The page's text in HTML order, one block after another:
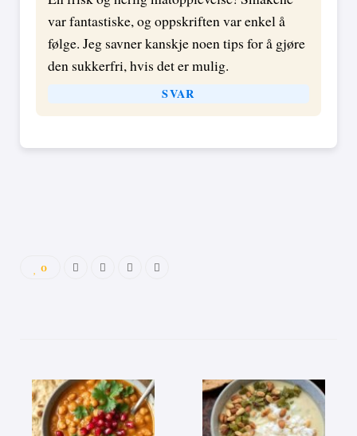
var fantastiske, og oppskriften var enkel å
følge. Jeg savner kanskje noen tips for å gjøre
den sukkerfri, hvis det er mulig.
SVAR
0